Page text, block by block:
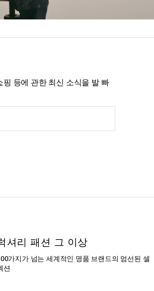
등에 관한 최신 소식을 발 빠
셔리 패션 그 이상
가지가 넘는 세계적인 명품 브랜드의 엄선된 셀
션